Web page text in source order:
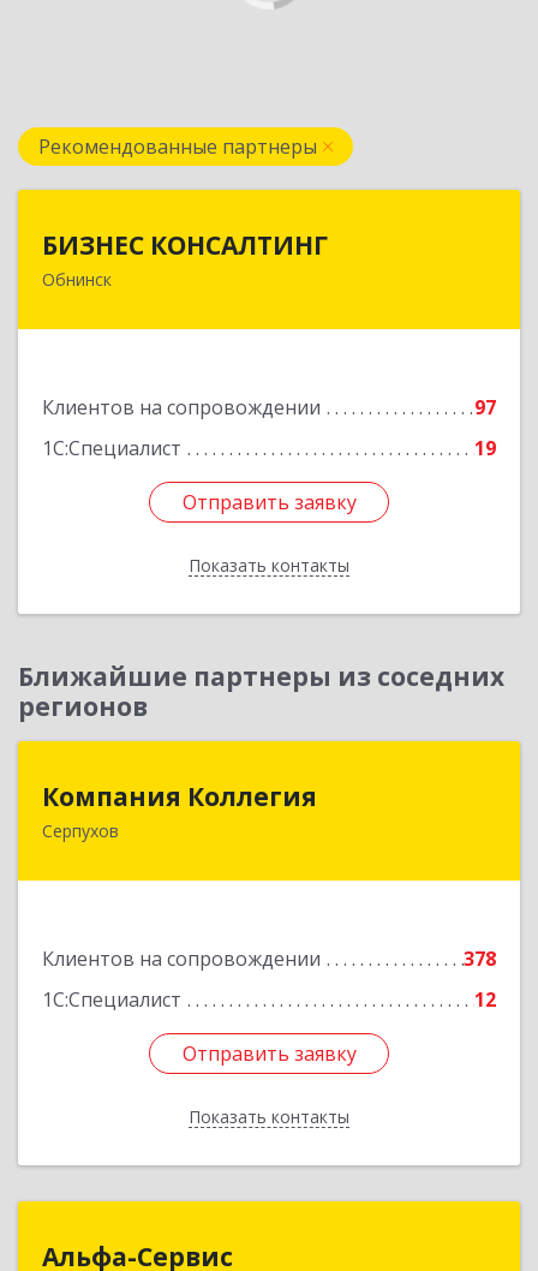
Рекомендованные партнеры
БИЗНЕС КОНСАЛТИНГ
Обнинск
Клиентов на сопровождении
97
1С:Специалист
19
Отправить заявку
Показать контакты
249032, Калужская обл, Обнинск г, Курчатова ул,
Отправить заявку
Назад
Ближайшие партнеры из соседних
регионов
Компания Коллегия
Серпухов
Клиентов на сопровождении
378
1С:Специалист
12
Отправить заявку
Показать контакты
142211, Московская обл, Серпухов г, Оборонная
Отправить заявку
Назад
Альфа-Сервис